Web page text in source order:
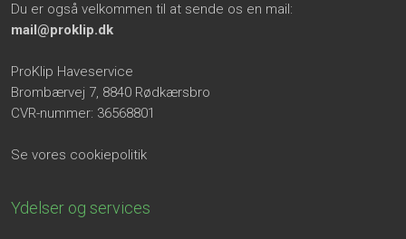
Du er også velkommen til at sende os en mail:
mail@proklip.dk
ProKlip Haveservice
Brombærvej 7, 8840 Rødkærsbro
CVR-nummer: 36568801
Se vores cookiepolitik
Ydelser og services